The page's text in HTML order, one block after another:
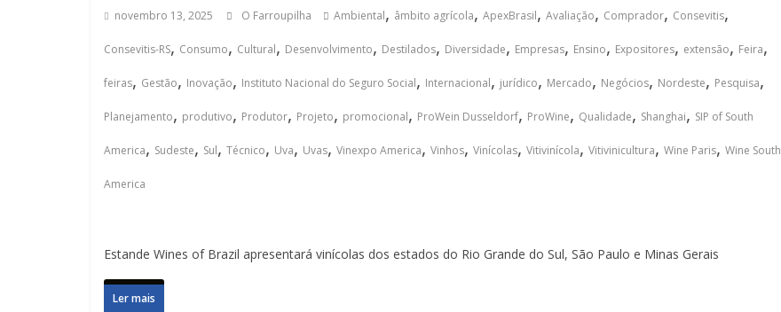
novembro 13, 2025 O Farroupilha Ambiental, âmbito agrícola, ApexBrasil, Avaliação, Comprador, Consevitis,
Consevitis-RS, Consumo, Cultural, Desenvolvimento, Destilados, Diversidade, Empresas, Ensino, Expositores, extensão, Feira,
feiras, Gestão, Inovação, Instituto Nacional do Seguro Social, Internacional, jurídico, Mercado, Negócios, Nordeste, Pesquisa,
Planejamento, produtivo, Produtor, Projeto, promocional, ProWein Dusseldorf, ProWine, Qualidade, Shanghai, SIP of South
America, Sudeste, Sul, Técnico, Uva, Uvas, Vinexpo America, Vinhos, Vinícolas, Vitivinícola, Vitivinicultura, Wine Paris, Wine South
America
Estande Wines of Brazil apresentará vinícolas dos estados do Rio Grande do Sul, São Paulo e Minas Gerais
Ler mais